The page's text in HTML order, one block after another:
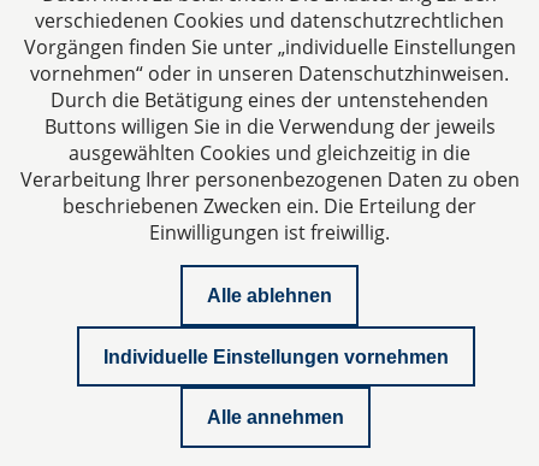
Vertragsrecht.
Impressum
Datenschutzerklärung
Whitepaper Geschäftsführerhaftung
verschiedenen Cookies und datenschutzrechtlichen
Vorgängen finden Sie unter „individuelle Einstellungen
vornehmen“ oder in unseren Datenschutzhinweisen.
Durch die Betätigung eines der untenstehenden
Buttons willigen Sie in die Verwendung der jeweils
ausgewählten Cookies und gleichzeitig in die
Verarbeitung Ihrer personenbezogenen Daten zu oben
beschriebenen Zwecken ein. Die Erteilung der
Einwilligungen ist freiwillig.
Alle ablehnen
Individuelle Einstellungen vornehmen
Alle annehmen